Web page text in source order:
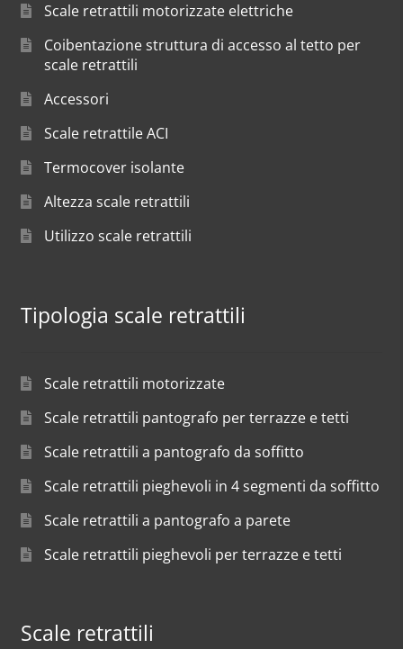
Scale retrattili motorizzate elettriche
Coibentazione struttura di accesso al tetto per
scale retrattili
Accessori
Scale retrattile ACI
Termocover isolante
Altezza scale retrattili
Utilizzo scale retrattili
Tipologia scale retrattili
Scale retrattili motorizzate
Scale retrattili pantografo per terrazze e tetti
Scale retrattili a pantografo da soffitto
Scale retrattili pieghevoli in 4 segmenti da soffitto
Scale retrattili a pantografo a parete
Scale retrattili pieghevoli per terrazze e tetti
Scale retrattili